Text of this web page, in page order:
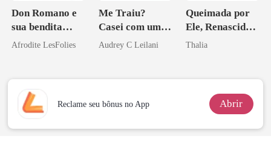
Don Romano e
sua bendita
ruína
Afrodite LesFolies
Me Traiu?
Casei com um
Magnata
Audrey C Leilani
Queimada por
Ele, Renascida
como Estrela
Thalia
Reclame seu bônus no App Abrir